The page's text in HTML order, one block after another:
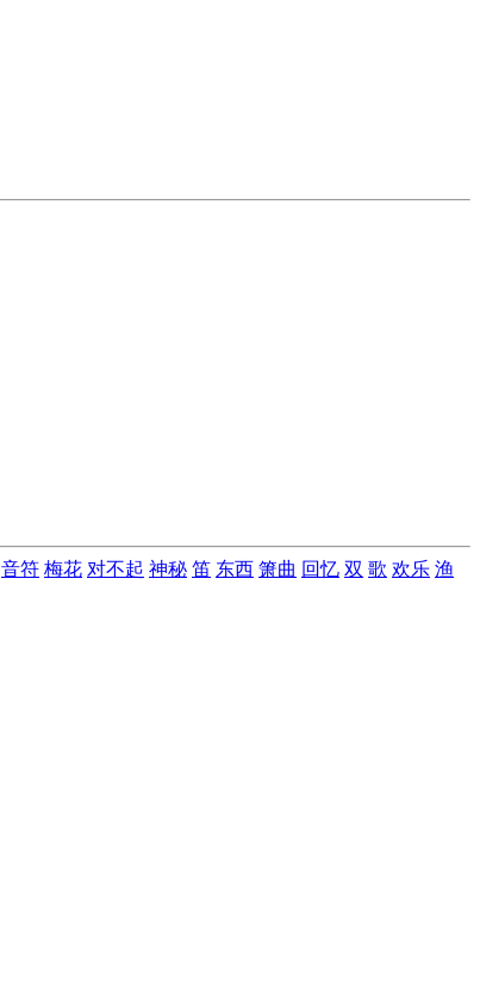
音符 梅花 对不起 神秘 笛 东西 箫曲 回忆 双 歌 欢乐 渔